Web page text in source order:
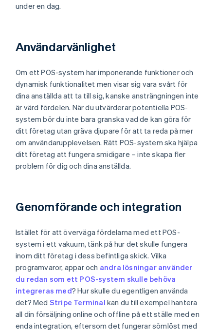
under en dag.
Användarvänlighet
Om ett POS-system har imponerande funktioner och
dynamisk funktionalitet men visar sig vara svårt för
dina anställda att ta till sig, kanske ansträngningen inte
är värd fördelen. När du utvärderar potentiella POS-
system bör du inte bara granska vad de kan göra för
ditt företag utan gräva djupare för att ta reda på mer
om användarupplevelsen. Rätt POS-system ska hjälpa
ditt företag att fungera smidigare – inte skapa fler
problem för dig och dina anställda.
Genomförande och integration
Istället för att överväga fördelarna med ett POS-
system i ett vakuum, tänk på hur det skulle fungera
inom ditt företag i dess befintliga skick. Vilka
programvaror, appar och andra lösningar använder
du redan som ett POS-system skulle behöva
integreras med? Hur skulle du egentligen använda
det? Med Stripe Terminal kan du till exempel hantera
all din försäljning online och offline på ett ställe med en
enda integration, eftersom det fungerar sömlöst med